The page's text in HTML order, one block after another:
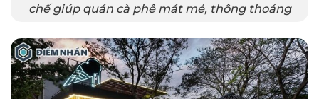
chế giúp quán cà phê mát mẻ, thông thoáng